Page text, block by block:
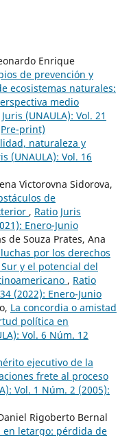
Enrique
de prevención y
ecosistemas naturales:
medio
(UNAULA): Vol. 21
print)
naturaleza y
(UNAULA): Vol. 16
Victorovna Sidorova,
de
, Ratio Juris
Enero-Junio
de Souza Prates, Ana
luchas por los derechos
y el potencial del
, Ratio
(2022): Enero-Junio
La concordia o amistad
política en
Vol. 6 Núm. 12
ejecutivo de la
frete al proceso
Vol. 1 Núm. 2 (2005):
Rigoberto Bernal
letargo: pérdida de